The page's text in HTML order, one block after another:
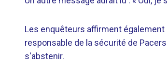
Les enquêteurs affirment
responsable de la sécurité de
s'abstenir.